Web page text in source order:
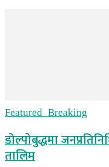
Featured_Breaking
डोल्पोबुद्धमा
तालिम